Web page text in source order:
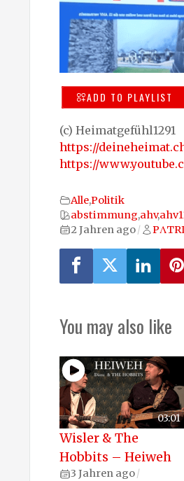
ADD TO PLAYLIST
(c) Heimatgefühl1291
https://
https://
Alle,Politik
abstimmung,ahv,
2 Jahren ago/
You may also like
03:01
Wisler & The
Hobbits – Heiweh
3 Jahren ago/